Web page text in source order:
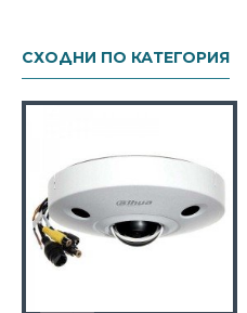
СХОДНИ ПО КАТЕГОРИЯ